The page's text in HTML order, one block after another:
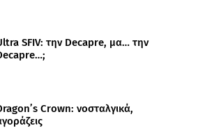
SFIV: την Decapre, μα… την
Crown: νοσταλγικά,